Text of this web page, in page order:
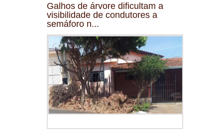
Galhos de árvore dificultam a
visibilidade de condutores a
semáforo n...